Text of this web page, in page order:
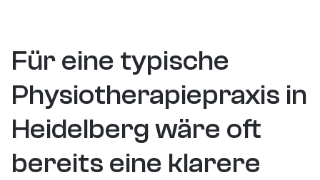
Für eine typische
Physiotherapiepraxis in
Heidelberg wäre oft
bereits eine klarere